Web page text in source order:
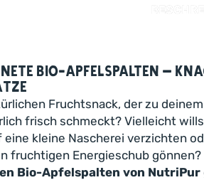
Bio-Apfelspalten –
Fruchtsnack, der zu
frisch schmeckt? Vielleicht
kleine Nascherei verzichten
fruchtigen Energieschub gönnen?
Bio-Apfelspalten von NutriPur